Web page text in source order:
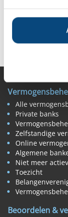
Deel op
Alle
Private banks
Zelfstandige
Online
Algemene
Niet meer
Toezicht
Beoordelen &